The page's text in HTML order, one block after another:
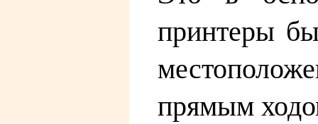
принтеры
прямым